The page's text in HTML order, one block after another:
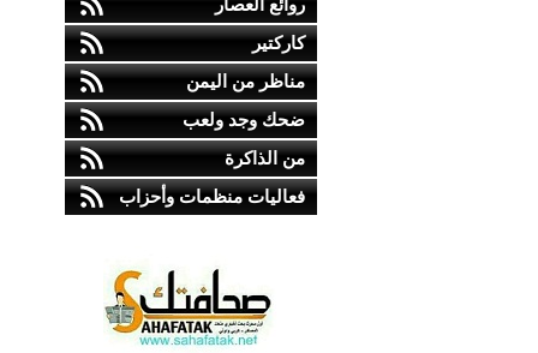
روائع العصار
كاركتير
مناظر من اليمن
ضحك وجد ولعب
من الذاكرة
فعاليات منظمات وأحزاب